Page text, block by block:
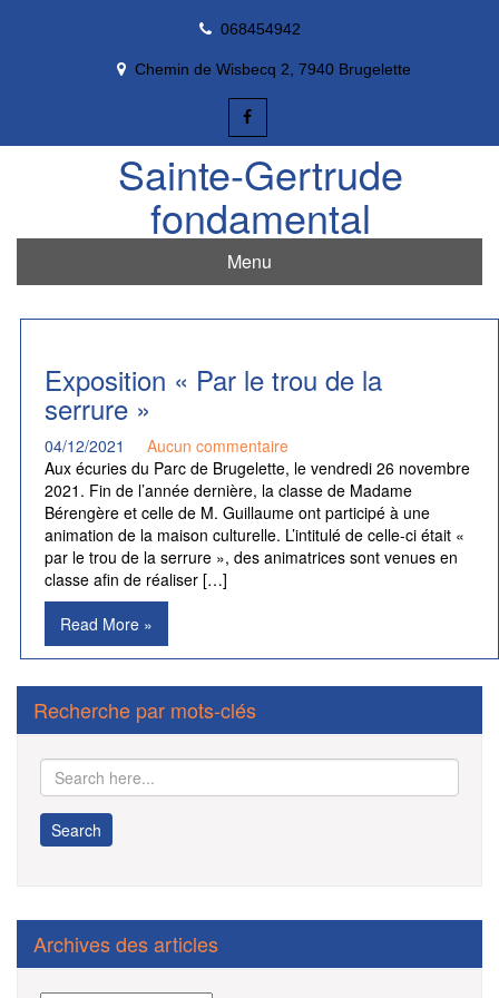
068454942
Chemin de Wisbecq 2, 7940 Brugelette
Sainte-Gertrude
fondamental
Menu
Exposition « Par le trou de la
serrure »
04/12/2021
Aucun commentaire
Aux écuries du Parc de Brugelette, le vendredi 26 novembre
2021. Fin de l’année dernière, la classe de Madame
Bérengère et celle de M. Guillaume ont participé à une
animation de la maison culturelle. L’intitulé de celle-ci était «
par le trou de la serrure », des animatrices sont venues en
classe afin de réaliser […]
Read More »
Recherche par mots-clés
Archives des articles